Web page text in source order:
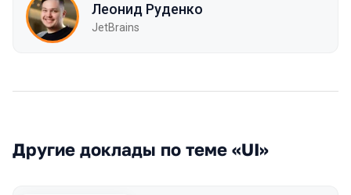
Леонид Руденко
JetBrains
Другие доклады по теме «UI»